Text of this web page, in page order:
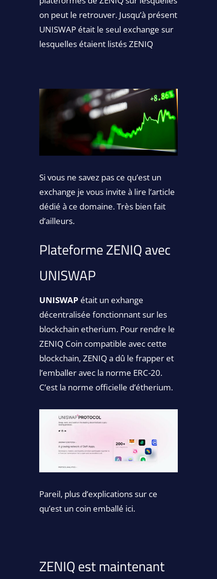
on peut le retrouver. Jusqu’à présent
UNISWAP était le seul exchange sur
lesquelles étaient listés ZENIQ
Si vous ne savez pas ce qu’est un
exchange je vous invite à lire l’article
dédié à ce domaine. Très bien fait
d’ailleurs.
Plateforme ZENIQ avec
UNISWAP
UNISWAP était un exhange
décentralisée fonctionnant sur les
blockchain etherium. Pour rendre le
ZENIQ Coin compatible avec cette
blockchain, ZENIQ a dû le frapper et
l’emballer avec la norme ERC-20.
C’est la norme officielle d’étherium.
Pareil, plus d’explications sur ce
qu’est un coin emballé ici.
ZENIQ est maintenant